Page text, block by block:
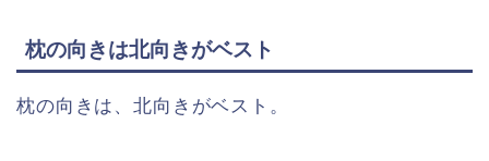
枕の向きは北向きがベスト
枕の向きは、北向きがベスト。